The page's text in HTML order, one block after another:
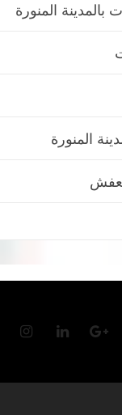
المنورة
المنورة